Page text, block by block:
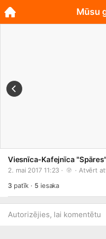
Viesnīca-Kafejnīca "Spāres"
2. mai 2017 11:23 · · Atvērt
3patīk · 5iesaka
Autorizējies, lai komentētu
Mūsu